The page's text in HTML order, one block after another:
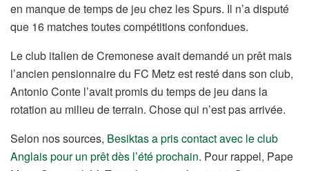
en manque de temps de jeu chez les Spurs. Il n’a disputé
que 16 matches toutes compétitions confondues.
Le club italien de Cremonese avait demandé un prêt mais
l’ancien pensionnaire du FC Metz est resté dans son club,
Antonio Conte l’avait promis du temps de jeu dans la
rotation au milieu de terrain. Chose qui n’est pas arrivée.
Selon nos sources, Besiktas a pris contact avec le club
Anglais pour un prêt dès l’été prochain. Pour rappel, Pape